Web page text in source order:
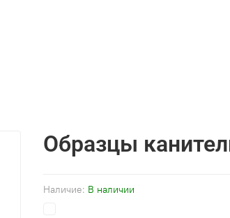
Наличие: В наличии
Образцы